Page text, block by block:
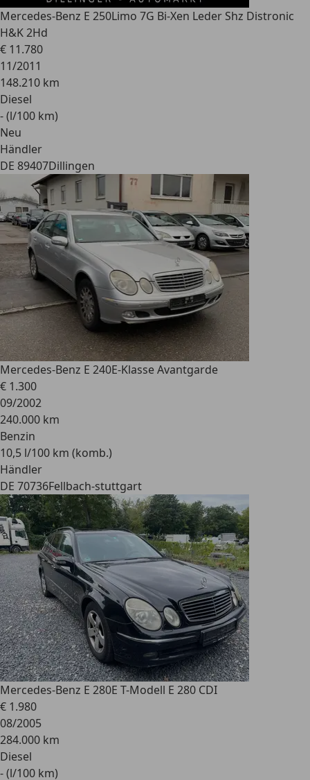
Mercedes-Benz E 250Limo 7G Bi-Xen Leder Shz Distronic
H&K 2Hd
€ 11.780
11/2011
148.210 km
Diesel
- (l/100 km)
Neu
Händler
DE 89407Dillingen
Mercedes-Benz E 240E-Klasse Avantgarde
€ 1.300
09/2002
240.000 km
Benzin
10,5 l/100 km (komb.)
Händler
DE 70736Fellbach-stuttgart
Mercedes-Benz E 280E T-Modell E 280 CDI
€ 1.980
08/2005
284.000 km
Diesel
- (l/100 km)